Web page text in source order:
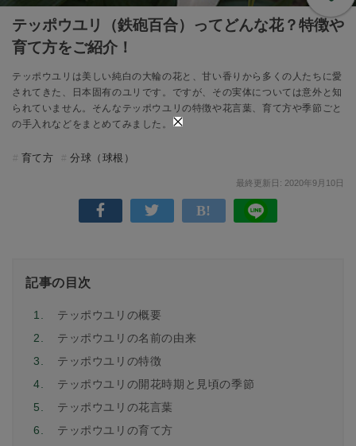
テッポウユリ（鉄砲百合）ってどんな花？特徴や
育て方をご紹介！
テッポウユリは美しい純白の大輪の花と、甘い香りから多くの人たちに愛
されてきた、日本固有のユリです。ですが、その実体については意外と知
られていません。そんなテッポウユリの特徴や花言葉、育て方や季節ごと
の手入れなどをまとめてみました。
育て方 分球（球根）
最終更新日: 2020年9月10日
記事の目次
1.
テッポウユリの概要
2.
テッポウユリの名前の由来
3.
テッポウユリの特徴
4.
テッポウユリの開花時期と見頃の季節
5.
テッポウユリの花言葉
6.
テッポウユリの育て方